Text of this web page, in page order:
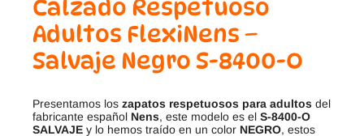
Calzado Respetuoso
Adultos FlexiNens –
Salvaje Negro S-8400-O
Presentamos los zapatos respetuosos para adultos del
fabricante español Nens, este modelo es el S-8400-O
SALVAJE y lo hemos traído en un color NEGRO, estos